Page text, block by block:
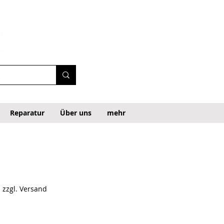
Reparatur Über uns mehr
zzgl. Versand